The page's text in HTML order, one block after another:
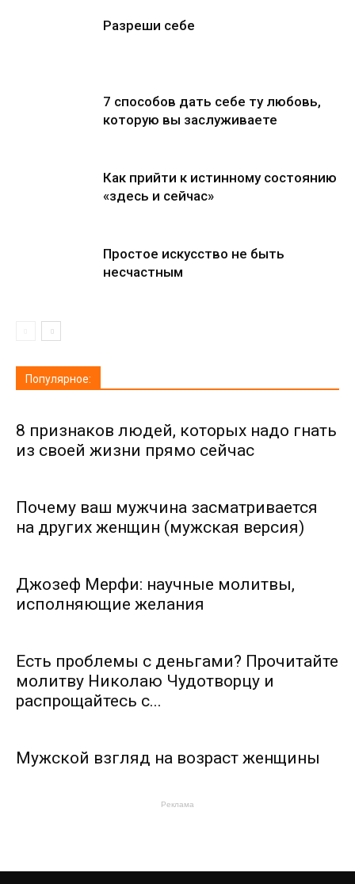
Разреши себе
7 способов дать себе ту любовь,
которую вы заслуживаете
Как прийти к истинному состоянию
«здесь и сейчас»
Простое искусство не быть
несчастным
Популярное:
8 признаков людей, которых надо гнать
из своей жизни прямо сейчас
Почему ваш мужчина засматривается
на других женщин (мужская версия)
Джозеф Мерфи: научные молитвы,
исполняющие желания
Есть проблемы с деньгами? Прочитайте
молитву Николаю Чудотворцу и
распрощайтесь с...
Мужской взгляд на возраст женщины
Реклама